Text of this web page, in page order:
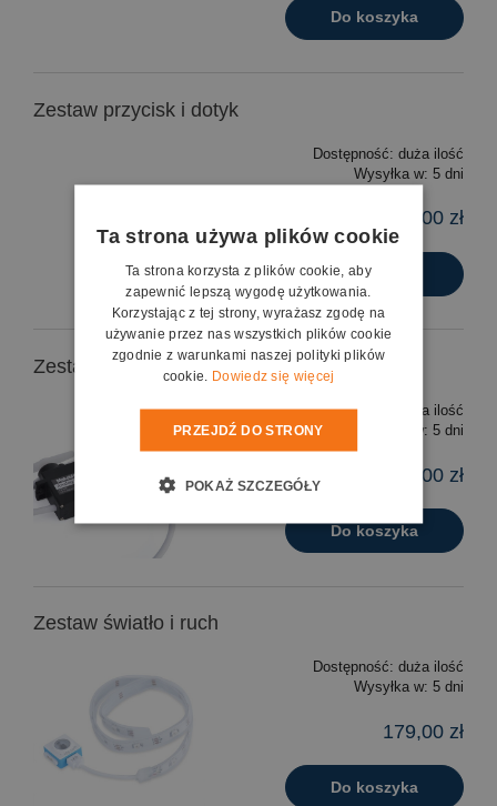
Do koszyka
Zestaw przycisk i dotyk
Dostępność: duża ilość
Wysyłka w: 5 dni
165,00 zł
Do koszyka
Zestaw serwomechanizm
Dostępność:
duża ilość
Wysyłka w: 5 dni
99,00 zł
Do koszyka
Zestaw światło i ruch
Dostępność: duża ilość
Wysyłka w: 5 dni
179,00 zł
Do koszyka
Ta strona używa plików cookie
Ta strona korzysta z plików cookie, aby
zapewnić lepszą wygodę użytkowania.
Korzystając z tej strony, wyrażasz zgodę na
używanie przez nas wszystkich plików cookie
zgodnie z warunkami naszej polityki plików
cookie. Dowiedz się więcej
PRZEJDŹ DO STRONY
POKAŻ SZCZEGÓŁY